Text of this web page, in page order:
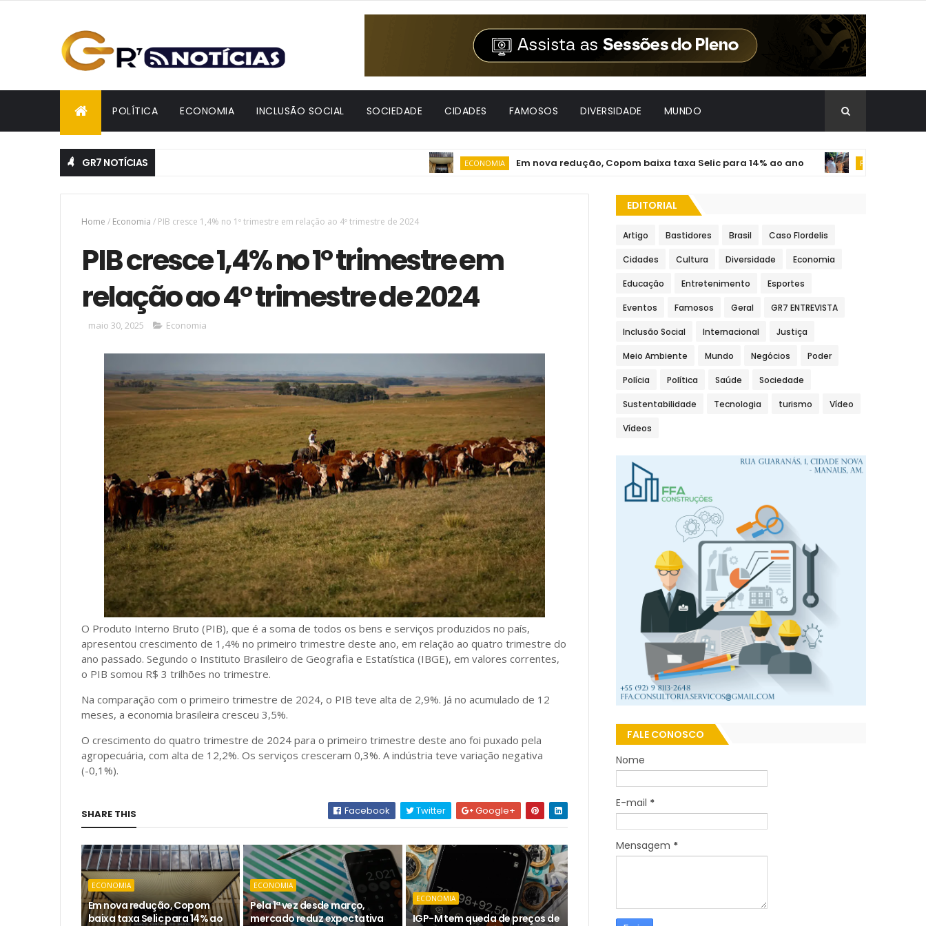
POLÍTICA ECONOMIA INCLUSÃO SOCIAL SOCIEDADE CIDADES FAMOSOS DIVERSIDADE MUNDO
GR7 NOTÍCIAS ECONOMIA Em nova redução, Copom baixa taxa Selic para 14% ao ano POLÍTICA
Home / Economia / PIB cresce 1,4% no 1º trimestre em relação ao 4º trimestre de 2024
PIB cresce 1,4% no 1º trimestre em
relação ao 4º trimestre de 2024
maio 30, 2025 Economia
O Produto Interno Bruto (PIB), que é a soma de todos os bens e serviços produzidos no país,
apresentou crescimento de 1,4% no primeiro trimestre deste ano, em relação ao quatro trimestre do
ano passado. Segundo o Instituto Brasileiro de Geografia e Estatística (IBGE), em valores correntes,
o PIB somou R$ 3 trilhões no trimestre.
Na comparação com o primeiro trimestre de 2024, o PIB teve alta de 2,9%. Já no acumulado de 12
meses, a economia brasileira cresceu 3,5%.
O crescimento do quatro trimestre de 2024 para o primeiro trimestre deste ano foi puxado pela
agropecuária, com alta de 12,2%. Os serviços cresceram 0,3%. A indústria teve variação negativa
(-0,1%).
SHARE THIS Facebook Twitter Google+
ECONOMIA
Em nova redução, Copom
baixa taxa Selic para 14% ao
ECONOMIA
Pela 1ª vez desde março,
mercado reduz expectativa
ECONOMIA
IGP-M tem queda de preços de
EDITORIAL
Artigo Bastidores Brasil Caso Flordelis
Cidades Cultura Diversidade Economia
Educação Entretenimento Esportes
Eventos Famosos Geral GR7 ENTREVISTA
Inclusão Social Internacional Justiça
Meio Ambiente Mundo Negócios Poder
Polícia Política Saúde Sociedade
Sustentabilidade Tecnologia turismo Vídeo
Vídeos
FALE CONOSCO
Nome
E-mail *
Mensagem *